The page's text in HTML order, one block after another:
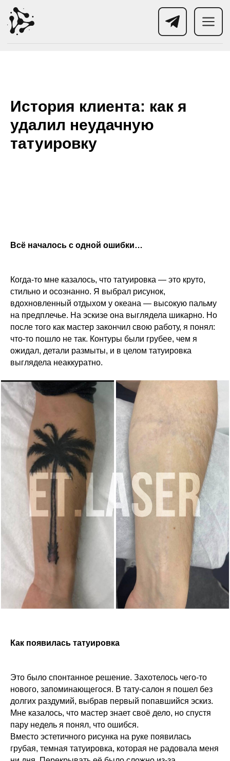
История клиента: как я
удалил неудачную
татуировку
Всё началось с одной ошибки…
Когда-то мне казалось, что татуировка — это круто,
стильно и осознанно. Я выбрал рисунок,
вдохновленный отдыхом у океана — высокую пальму
на предплечье. На эскизе она выглядела шикарно. Но
после того как мастер закончил свою работу, я понял:
что-то пошло не так. Контуры были грубее, чем я
ожидал, детали размыты, и в целом татуировка
выглядела неаккуратно.
Как появилась татуировка
Это было спонтанное решение. Захотелось чего-то
нового, запоминающегося. В тату-салон я пошел без
долгих раздумий, выбрав первый попавшийся эскиз.
Мне казалось, что мастер знает своё дело, но спустя
пару недель я понял, что ошибся.
Вместо эстетичного рисунка на руке появилась
грубая, темная татуировка, которая не радовала меня